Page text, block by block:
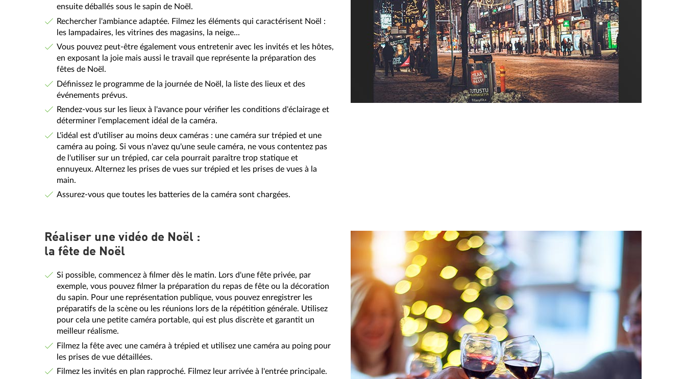
ensuite déballés sous le sapin de Noël.
Rechercher l'ambiance adaptée. Filmez les éléments qui caractérisent Noël :
les lampadaires, les vitrines des magasins, la neige...
Vous pouvez peut-être également vous entretenir avec les invités et les hôtes,
en exposant la joie mais aussi le travail que représente la préparation des
fêtes de Noël.
Définissez le programme de la journée de Noël, la liste des lieux et des
événements prévus.
Rendez-vous sur les lieux à l'avance pour vérifier les conditions d'éclairage et
déterminer l'emplacement idéal de la caméra.
L'idéal est d'utiliser au moins deux caméras : une caméra sur trépied et une
caméra au poing. Si vous n'avez qu'une seule caméra, ne vous contentez pas
de l'utiliser sur un trépied, car cela pourrait paraître trop statique et
ennuyeux. Alternez les prises de vues sur trépied et les prises de vues à la
main.
Assurez-vous que toutes les batteries de la caméra sont chargées.
Réaliser une vidéo de Noël :
la fête de Noël
Si possible, commencez à filmer dès le matin. Lors d'une fête privée, par
exemple, vous pouvez filmer la préparation du repas de fête ou la décoration
du sapin. Pour une représentation publique, vous pouvez enregistrer les
préparatifs de la scène ou les réunions lors de la répétition générale. Utilisez
pour cela une petite caméra portable, qui est plus discrète et garantit un
meilleur réalisme.
Filmez la fête avec une caméra à trépied et utilisez une caméra au poing pour
les prises de vue détaillées.
Filmez les invités en plan rapproché. Filmez leur arrivée à l'entrée principale.